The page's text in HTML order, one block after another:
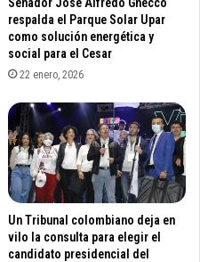
respalda el Parque Solar Upar
como solución energética y
social para el Cesar
22 enero, 2026
Un Tribunal colombiano deja en
vilo la consulta para elegir el
candidato presidencial del